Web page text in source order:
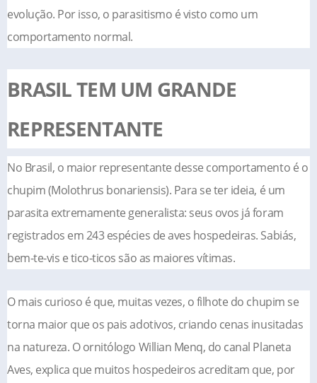
evolução. Por isso, o parasitismo é visto como um
comportamento normal.
BRASIL TEM UM GRANDE
REPRESENTANTE
No Brasil, o maior representante desse comportamento é o
chupim (Molothrus bonariensis). Para se ter ideia, é um
parasita extremamente generalista: seus ovos já foram
registrados em 243 espécies de aves hospedeiras. Sabiás,
bem-te-vis e tico-ticos são as maiores vítimas.
O mais curioso é que, muitas vezes, o filhote do chupim se
torna maior que os pais adotivos, criando cenas inusitadas
na natureza. O ornitólogo Willian Menq, do canal Planeta
Aves, explica que muitos hospedeiros acreditam que, por